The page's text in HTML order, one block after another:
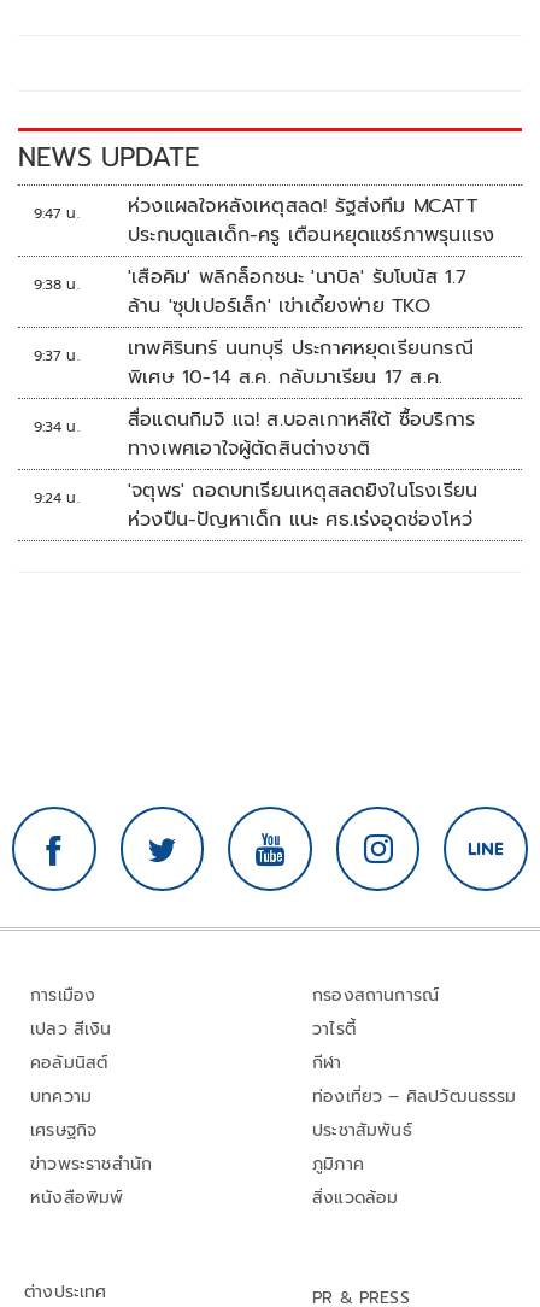
k k
NEWS UPDATE
9:47 น.
ห่วงแผลใจหลังเหตุสลด! รัฐส่งทีม MCATT
ประกบดูแลเด็ก-ครู เตือนหยุดแชร์ภาพรุนแรง
9:38 น.
'เสือคิม' พลิกล็อกชนะ 'นาบิล' รับโบนัส 1.7
ล้าน 'ซุปเปอร์เล็ก' เข่าเดี้ยงพ่าย TKO
9:37 น.
เทพศิรินทร์ นนทบุรี ประกาศหยุดเรียนกรณี
พิเศษ 10-14 ส.ค. กลับมาเรียน 17 ส.ค.
9:34 น.
สื่อแดนกิมจิ แฉ! ส.บอลเกาหลีใต้ ซื้อบริการ
ทางเพศเอาใจผู้ตัดสินต่างชาติ
9:24 น.
'จตุพร' ถอดบทเรียนเหตุสลดยิงในโรงเรียน
ห่วงปืน-ปัญหาเด็ก แนะ ศธ.เร่งอุดช่องโหว่
การเมือง
เปลว สีเงิน
คอลัมนิสต์
บทความ
เศรษฐกิจ
ข่าวพระราชสำนัก
หนังสือพิมพ์
กรองสถานการณ์
วาไรตี้
กีฬา
ท่องเที่ยว – ศิลปวัฒนธรรม
ประชาสัมพันธ์
ภูมิภาค
สิ่งแวดล้อม
ต่างประเทศ PR & PRESS